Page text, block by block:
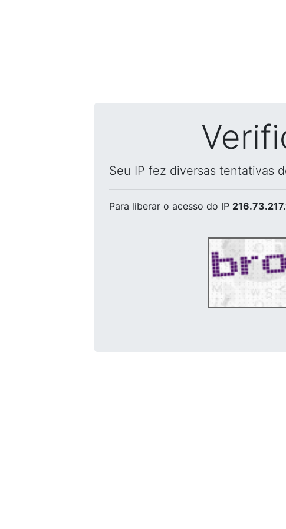
Seu IP fez diversas tentativas
Para liberar o acesso do IP